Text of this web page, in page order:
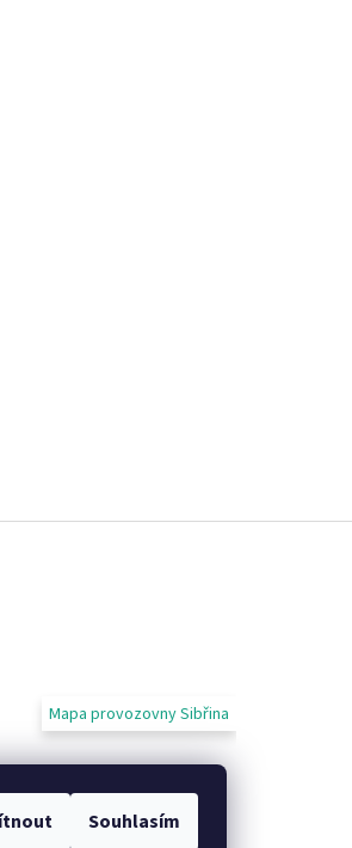
Souhlasím
Mapa provozovny Sibřina